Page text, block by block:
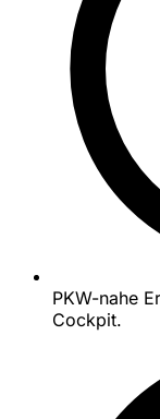
PKW-nahe
Cockpit.